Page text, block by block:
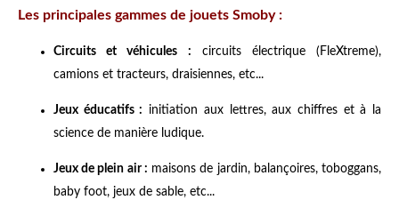
Les principales gammes de jouets Smoby :
Circuits et véhicules : circuits électrique (FleXtreme),
camions et tracteurs, draisiennes, etc...
Jeux éducatifs :
initiation aux lettres, aux chiffres et à la
science de manière ludique.
Jeux de plein air : maisons de jardin, balançoires, toboggans,
baby foot, jeux de sable, etc...